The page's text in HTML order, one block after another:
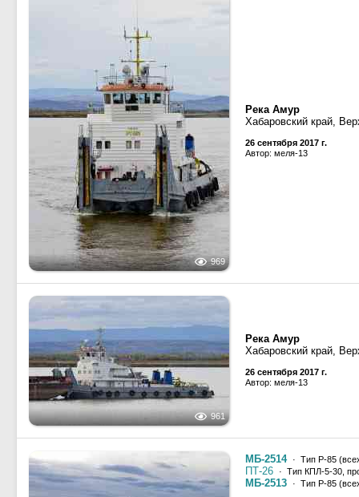
969
Река Амур
Хабаровский край,
26 сентября 2017 г.
Автор: меля-13
961
Река Амур
Хабаровский край,
26 сентября 2017 г.
Автор: меля-13
МБ-2514 · Тип Р-85
ПТ-26 · Тип КПЛ-5-30,
МБ-2513 · Тип Р-85